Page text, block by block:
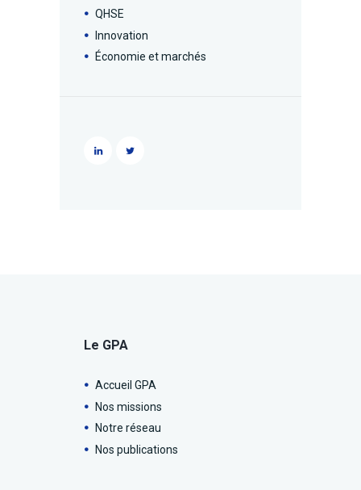
QHSE
Innovation
Économie et marchés
Le GPA
Accueil GPA
Nos missions
Notre réseau
Nos publications